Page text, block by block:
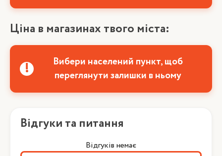
Ціна в магазинах твого міста:
Вибери населений пункт, щоб
переглянути залишки в ньому
Відгуки та питання
Відгуків немає